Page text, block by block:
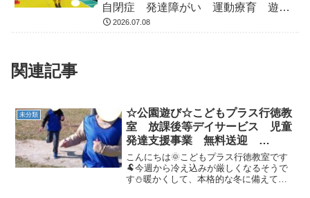
自閉症 発達障がい 運動療育 遊
び 南行徳 市川市 浦安市
2026.07.08
関連記事
未分類
☆公園遊び☆こどもプラス行徳教
室 放課後等デイサービス 児童
発達支援事業 無料送迎
ADHD 自閉症 発達障がい 運
動療育 遊び 南行徳 市川市
浦安市
こんにちは🌞こどもプラス行徳教室です
🐏今週から冷え込みが厳しくなるそうで
す⛄暖かくして、本格的な冬に備えてい